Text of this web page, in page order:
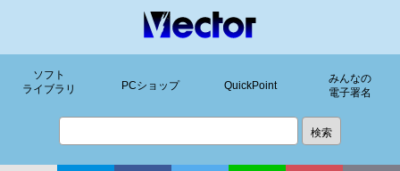
ソフト
ライブラリ
PCショップ QuickPoint
みんなの
電子署名